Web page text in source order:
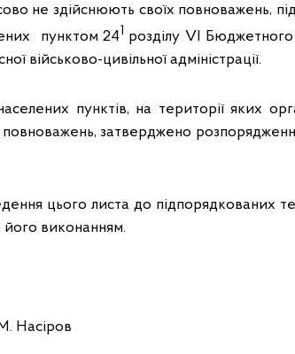
не здійснюють своїх повноважень,
пунктом 24
розділу VI
військово-цивільної адміністрації.
пунктів, на території яких
затверджено
цього листа до підпорядкованих
виконанням.